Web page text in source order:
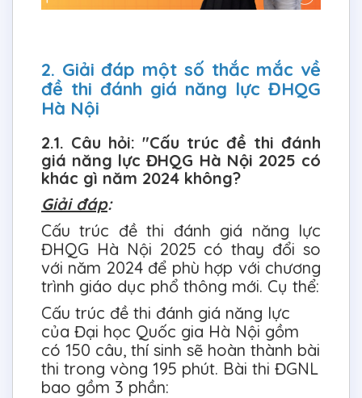
2. Giải đáp một số thắc mắc về
đề thi đánh giá năng lực ĐHQG
Hà Nội
2.1. Câu hỏi: "Cấu trúc đề thi đánh
giá năng lực ĐHQG Hà Nội 2025 có
khác gì năm 2024 không?
Giải đáp:
Cấu trúc đề thi đánh giá năng lực
ĐHQG Hà Nội 2025 có thay đổi so
với năm 2024 để phù hợp với chương
trình giáo dục phổ thông mới. Cụ thể:
Cấu trúc đề thi đánh giá năng lực
của Đại học Quốc gia Hà Nội gồm
có 150 câu, thí sinh sẽ hoàn thành bài
thi trong vòng 195 phút. Bài thi ĐGNL
bao gồm 3 phần: